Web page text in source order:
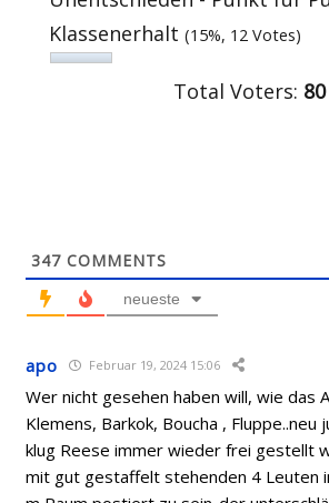
Klassenerhalt(15%, 12 Votes)
Total Voters: 80
347 COMMENTS
neueste
apo Februar 19, 2024 15:06
Wer nicht gesehen haben will, wie das
Klemens, Barkok, Boucha ,
klug Reese immer wieder frei gestellt
mit gut gestaffelt stehenden 4 Leuten